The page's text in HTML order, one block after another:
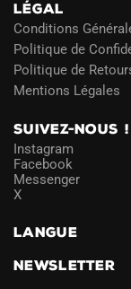
LÉGAL
Conditions
Politique de
Politique de
Mentions Légales
SUIVEZ-NOUS !
Instagram
Facebook
Messenger
X
LANGUE
NEWSLETTER